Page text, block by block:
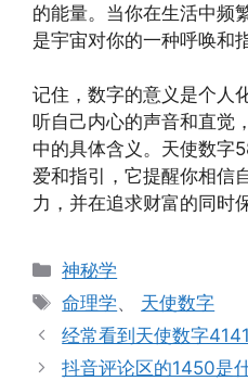
的能量。当你在生活中频
是宇宙对你的一种呼唤和
记住，数字的意义是个人
听自己内心的声音和直觉
中的具体含义。天使数字
爱和指引，它提醒你相信
力，并在追求财富的同时
分
类
神秘学
标
签
命理学、 天使数字
经常看到天使数字
抖音评论区的1450是